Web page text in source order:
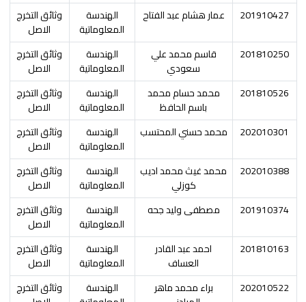
201910427
عمار هشام عبد الفتاح
الهندسة
المعلوماتية
وثائق التخرج
الاصل
201810250
قاسم محمد علي
سعودي
الهندسة
المعلوماتية
وثائق التخرج
الاصل
201810526
محمد حسام محمد
باسم الحافظ
الهندسة
المعلوماتية
وثائق التخرج
الاصل
202010301
محمد حسني المحتسب
الهندسة
المعلوماتية
وثائق التخرج
الاصل
202010388
محمد غيث محمد اديب
كوزلي
الهندسة
المعلوماتية
وثائق التخرج
الاصل
201910374
مصطفى وليد جحه
الهندسة
المعلوماتية
وثائق التخرج
الاصل
201810163
احمد عبد القادر
العساف
الهندسة
المعلوماتية
وثائق التخرج
الاصل
202010522
براء محمد ماهر
الهندسة
وثائق التخرج